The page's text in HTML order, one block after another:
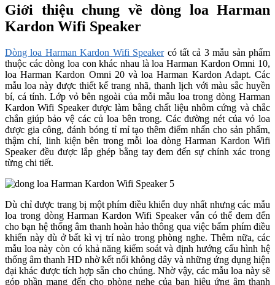
Giới thiệu chung về dòng loa Harman
Kardon Wifi Speaker
Dòng loa Harman Kardon Wifi Speakercó tất cả 3 mẫu sản phẩm
thuộc các dòng loa con khác nhau là loa Harman Kardon Omni 10,
loa Harman Kardon Omni 20 và loa Harman Kardon Adapt. Các
mẫu loa này được thiết kế trang nhã, thanh lịch với màu sắc huyền
bí, cá tính. Lớp vỏ bên ngoài của mỗi mẫu loa trong dòng Harman
Kardon Wifi Speaker được làm bằng chất liệu nhôm cứng và chắc
chắn giúp bảo vệ các củ loa bên trong. Các đường nét của vỏ loa
được gia công, đánh bóng tỉ mỉ tạo thêm điểm nhấn cho sản phẩm,
thậm chí, linh kiện bên trong mỗi loa dòng Harman Kardon Wifi
Speaker đều được lắp ghép bằng tay đem đến sự chính xác trong
từng chi tiết.
Dù chỉ được trang bị một phím điều khiển duy nhất nhưng các mẫu
loa trong dòng Harman Kardon Wifi Speaker vẫn có thể đem đến
cho bạn hệ thống âm thanh hoàn hảo thông qua việc bấm phím điều
khiển này dù ở bất kì vị trí nào trong phòng nghe. Thêm nữa, các
mẫu loa này còn có khả năng kiểm soát và định hướng cấu hình hệ
thống âm thanh HD nhờ kết nối không dây và những ứng dụng hiện
đại khác được tích hợp sẵn cho chúng. Nhờ vậy, các mẫu loa này sẽ
góp phần mang đến cho phòng nghe của bạn hiệu ứng âm thanh